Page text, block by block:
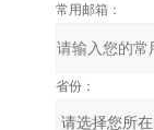
常用邮箱：
省份：